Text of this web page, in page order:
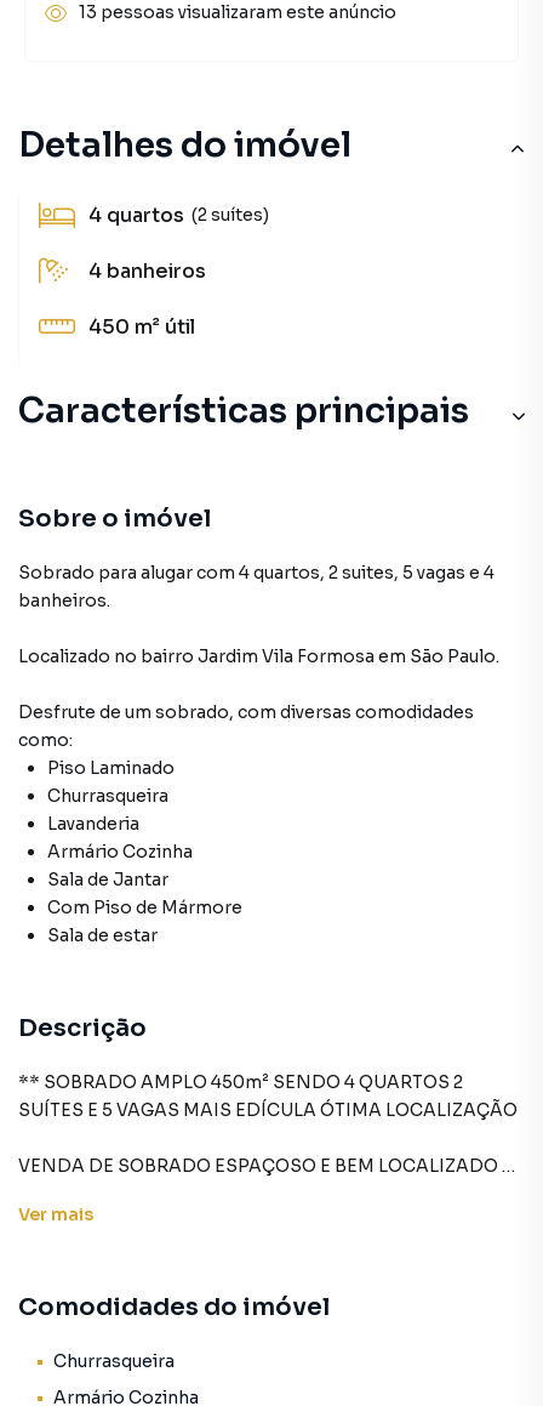
Detalhes do imóvel
4 quartos (2 suítes)
4 banheiros
450 m² útil
Características principais
Armário Cozinha
Sala de Jantar
Sobre o imóvel
Sobrado para alugar com 4 quartos, 2 suites, 5 vagas e 4
banheiros.
Localizado no bairro Jardim Vila Formosa em São Paulo.
Desfrute de um sobrado, com diversas comodidades
como:
Piso Laminado
Churrasqueira
Lavanderia
Armário Cozinha
Sala de Jantar
Com Piso de Mármore
Sala de estar
Descrição
** SOBRADO AMPLO 450m² SENDO 4 QUARTOS 2
SUÍTES E 5 VAGAS MAIS EDÍCULA ÓTIMA LOCALIZAÇÃO
VENDA DE SOBRADO ESPAÇOSO E BEM LOCALIZADO –
sua família! Este maravilhoso sobrado de **450m² de área
com comodidade e qualidade de vida.
Ver mais
Comodidades do imóvel
Churrasqueira
Armário Cozinha
13 pessoas visualizaram este anúncio